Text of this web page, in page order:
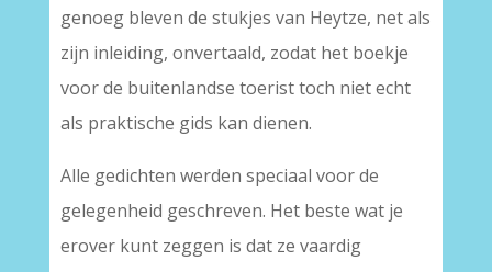
genoeg bleven de stukjes van Heytze, net als
zijn inleiding, onvertaald, zodat het boekje
voor de buitenlandse toerist toch niet echt
als praktische gids kan dienen.
Alle gedichten werden speciaal voor de
gelegenheid geschreven. Het beste wat je
erover kunt zeggen is dat ze vaardig